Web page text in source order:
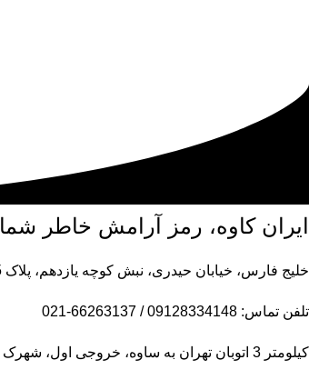
ایران کاوه، رمز آرامش خاطر شما
خلیج فارس، خیابان حیدری، نبش کوچه یازدهم، پلاک 35
تلفن تماس: 09128334148 / 66263137-021
کیلومتر 3 اتوبان تهران به ساوه، خروجی اول، شهرک فیروز بهرام (انبار مرکزی)